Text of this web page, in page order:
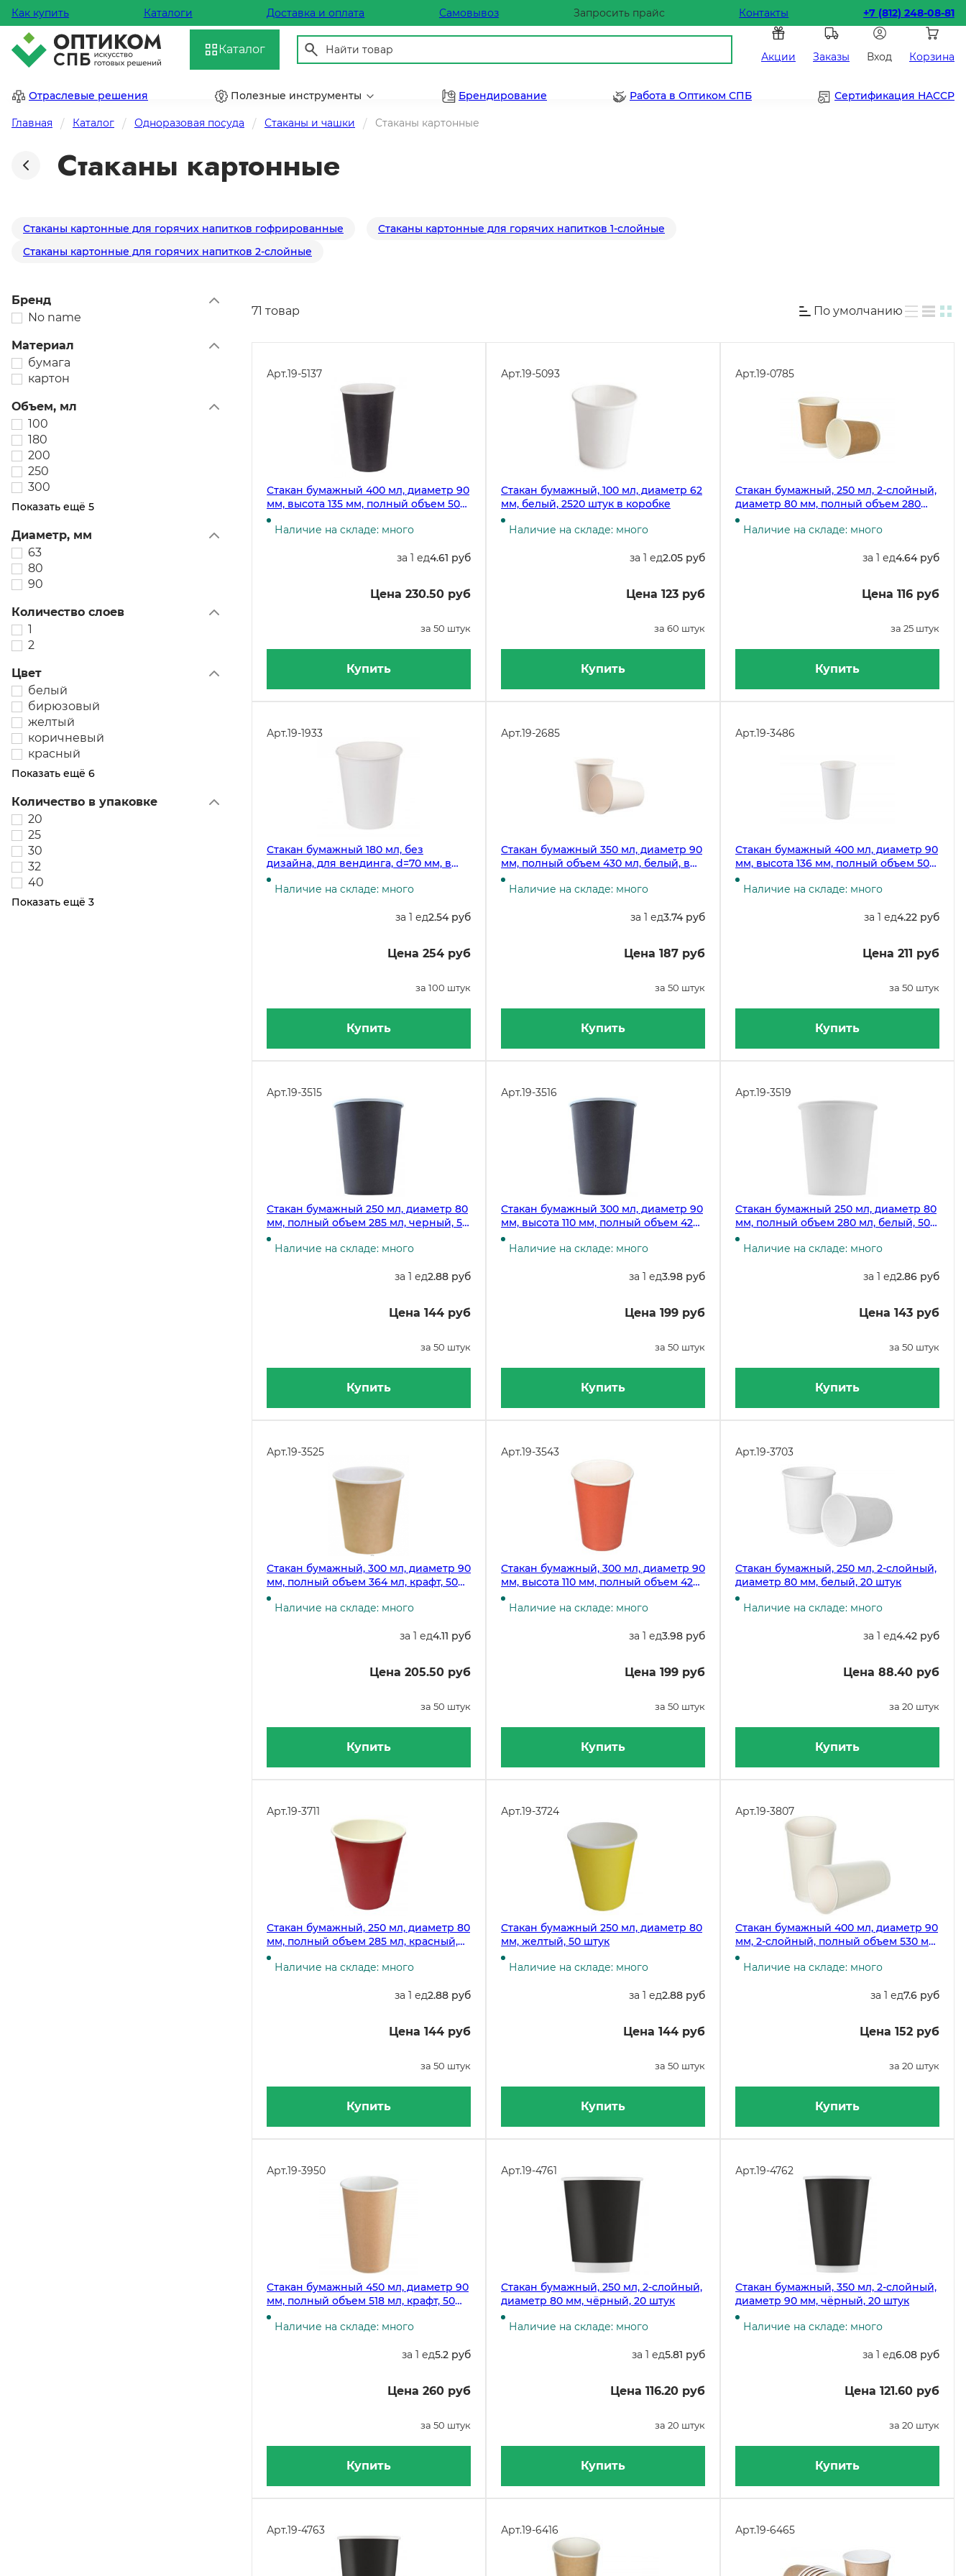
Как купить Каталоги Доставка и оплата Самовывоз Запросить прайс Контакты +7 (812) 248-08-81
Каталог
Акции Заказы Вход Корзина
Отраслевые решения Полезные инструменты Брендирование Работа в Оптиком СПБ Сертификация HACCP
Главная Каталог Одноразовая посуда Стаканы и чашки Стаканы картонные
Стаканы картонные
Стаканы картонные для горячих напитков гофрированные
Стаканы картонные для горячих напитков 1-слойные
Стаканы картонные для горячих напитков 2-слойные
Бренд
No name
Материал
бумага
картон
Объем, мл
100
180
200
250
300
Показать ещё 5
Диаметр, мм
63
80
90
Количество слоев
1
2
Цвет
белый
бирюзовый
желтый
коричневый
красный
Показать ещё 6
Количество в упаковке
20
25
30
32
40
Показать ещё 3
71 товар По умолчанию
Арт.19-5137
Стакан бумажный 400 мл, диаметр 90
мм, высота 135 мм, полный объем 500
мл, 50 штук
Наличие на складе: много
за 1 ед4.61 руб
Цена 230.50 руб
за 50 штук
Купить
Арт.19-5093
Стакан бумажный, 100 мл, диаметр 62
мм, белый, 2520 штук в коробке
Наличие на складе: много
за 1 ед2.05 руб
Цена 123 руб
за 60 штук
Купить
Арт.19-0785
Стакан бумажный, 250 мл, 2-слойный,
диаметр 80 мм, полный объем 280
мл, крафт, 25 штук
Наличие на складе: много
за 1 ед4.64 руб
Цена 116 руб
за 25 штук
Купить
Арт.19-1933
Стакан бумажный 180 мл, без
дизайна, для вендинга, d=70 мм, в
упаковке 100 штук, в коробке 3000
штук
Наличие на складе: много
за 1 ед2.54 руб
Цена 254 руб
за 100 штук
Купить
Арт.19-2685
Стакан бумажный 350 мл, диаметр 90
мм, полный объем 430 мл, белый, в
упаковке 50 штук, 1000 штук в
коробке
Наличие на складе: много
за 1 ед3.74 руб
Цена 187 руб
за 50 штук
Купить
Арт.19-3486
Стакан бумажный 400 мл, диаметр 90
мм, высота 136 мм, полный объем 500
мл, белый, 50 штук
Наличие на складе: много
за 1 ед4.22 руб
Цена 211 руб
за 50 штук
Купить
Арт.19-3515
Стакан бумажный 250 мл, диаметр 80
мм, полный объем 285 мл, черный, 50
штук
Наличие на складе: много
за 1 ед2.88 руб
Цена 144 руб
за 50 штук
Купить
Арт.19-3516
Стакан бумажный 300 мл, диаметр 90
мм, высота 110 мм, полный объем 420
мл, черный, 50 штук
Наличие на складе: много
за 1 ед3.98 руб
Цена 199 руб
за 50 штук
Купить
Арт.19-3519
Стакан бумажный 250 мл, диаметр 80
мм, полный объем 280 мл, белый, 50
штук
Наличие на складе: много
за 1 ед2.86 руб
Цена 143 руб
за 50 штук
Купить
Арт.19-3525
Стакан бумажный, 300 мл, диаметр 90
мм, полный объем 364 мл, крафт, 50
штук
Наличие на складе: много
за 1 ед4.11 руб
Цена 205.50 руб
за 50 штук
Купить
Арт.19-3543
Стакан бумажный, 300 мл, диаметр 90
мм, высота 110 мм, полный объем 420
мл, красный, 50 штук
Наличие на складе: много
за 1 ед3.98 руб
Цена 199 руб
за 50 штук
Купить
Арт.19-3703
Стакан бумажный, 250 мл, 2-слойный,
диаметр 80 мм, белый, 20 штук
Наличие на складе: много
за 1 ед4.42 руб
Цена 88.40 руб
за 20 штук
Купить
Арт.19-3711
Стакан бумажный, 250 мл, диаметр 80
мм, полный объем 285 мл, красный,
50 штук в упаковке
Наличие на складе: много
за 1 ед2.88 руб
Цена 144 руб
за 50 штук
Купить
Арт.19-3724
Стакан бумажный 250 мл, диаметр 80
мм, желтый, 50 штук
Наличие на складе: много
за 1 ед2.88 руб
Цена 144 руб
за 50 штук
Купить
Арт.19-3807
Стакан бумажный 400 мл, диаметр 90
мм, 2-слойный, полный объем 530 мл,
белый, 20 штук
Наличие на складе: много
за 1 ед7.6 руб
Цена 152 руб
за 20 штук
Купить
Арт.19-3950
Стакан бумажный 450 мл, диаметр 90
мм, полный объем 518 мл, крафт, 50
штук
Наличие на складе: много
за 1 ед5.2 руб
Цена 260 руб
за 50 штук
Купить
Арт.19-4761
Стакан бумажный, 250 мл, 2-слойный,
диаметр 80 мм, чёрный, 20 штук
Наличие на складе: много
за 1 ед5.81 руб
Цена 116.20 руб
за 20 штук
Купить
Арт.19-4762
Стакан бумажный, 350 мл, 2-слойный,
диаметр 90 мм, чёрный, 20 штук
Наличие на складе: много
за 1 ед6.08 руб
Цена 121.60 руб
за 20 штук
Купить
Арт.19-4763 Арт.19-6416 Арт.19-6465